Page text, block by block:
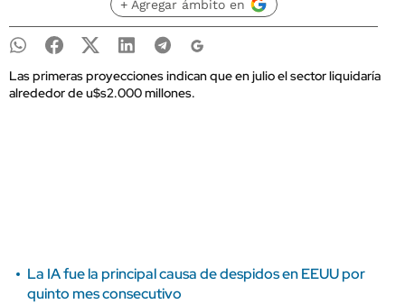
+ Agregar ámbito en
Las primeras proyecciones indican que en julio el sector liquidaría
alrededor de u$s2.000 millones.
La IA fue la principal causa de despidos en EEUU por
quinto mes consecutivo